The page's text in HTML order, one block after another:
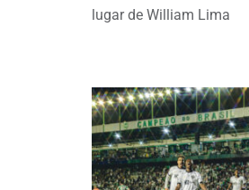
lugar de William Lima